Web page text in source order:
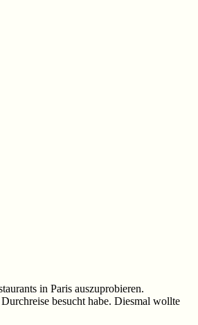
in Paris auszuprobieren.
besucht habe. Diesmal wollte